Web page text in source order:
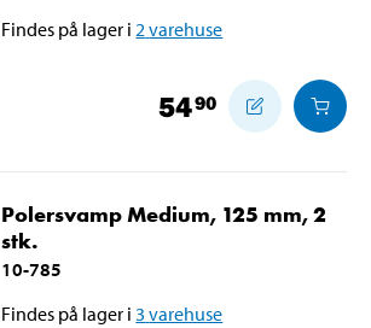
Findes på lager i 2varehuse
5490
Polersvamp Medium, 125 mm, 2
stk.
10-785
Findes på lager i 3 varehuse